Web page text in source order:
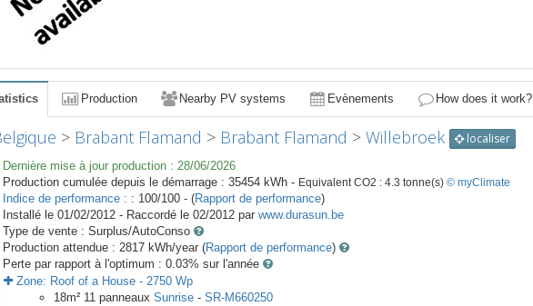
Production Nearby PV systems Evènements How does it work?
> Brabant Flamand > Brabant Flamand >Willebroek localiser
Dernière mise à jour production : 28/06/2026
Production cumulée depuis le démarrage : 35454 kWh - Equivalent CO2 : 4.3 tonne(s) © myClimate
Indice de performance : : 100/100 - (Rapport de performance)
Installé le 01/02/2012 - Raccordé le 02/2012 par www.durasun.be
Type de vente : Surplus/AutoConso
Production attendue : 2817 kWh/year (Rapport de performance)
Perte par rapport à l'optimum : 0.03% sur l'année
Zone: Roof of a House - 2750 Wp
18m² 11 panneaux Sunrise - SR-M660250